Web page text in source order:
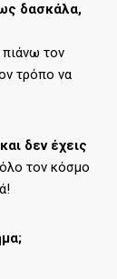
δασκάλα,
τον
τρόπο να
δεν έχεις
τον κόσμο